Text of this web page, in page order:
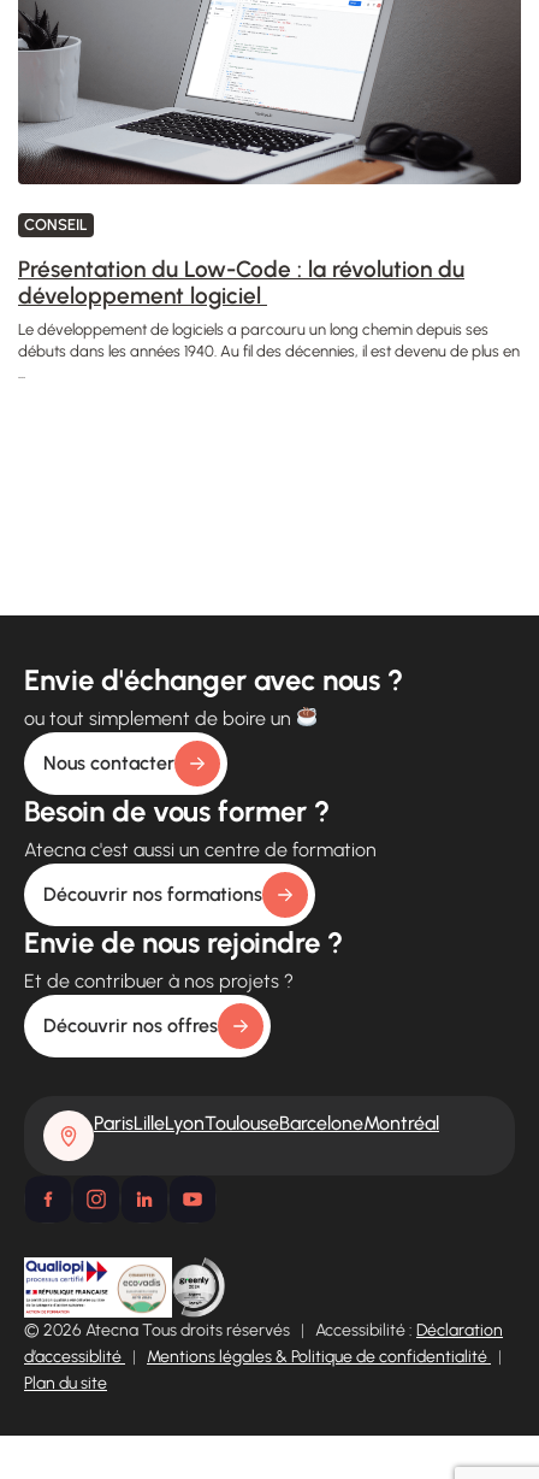
CONSEIL
Présentation du Low-Code : la révolution du
développement logiciel
Le développement de logiciels a parcouru un long chemin depuis ses
débuts dans les années 1940. Au fil des décennies, il est devenu de plus en
Envie d'échanger avec nous ?
ou tout simplement de boire un
Nous contacter
Besoin de vous former ?
Atecna c'est aussi un centre de formation
Découvrir nos formations
Envie de nous rejoindre ?
Et de contribuer à nos projets ?
Découvrir nos offres
ParisLilleLyonToulouseBarceloneMontréal
© 2026 Atecna Tous droits réservés | Accessibilité : Déclaration
d’accessiblité | Mentions légales & Politique de confidentialité |
Plan du site